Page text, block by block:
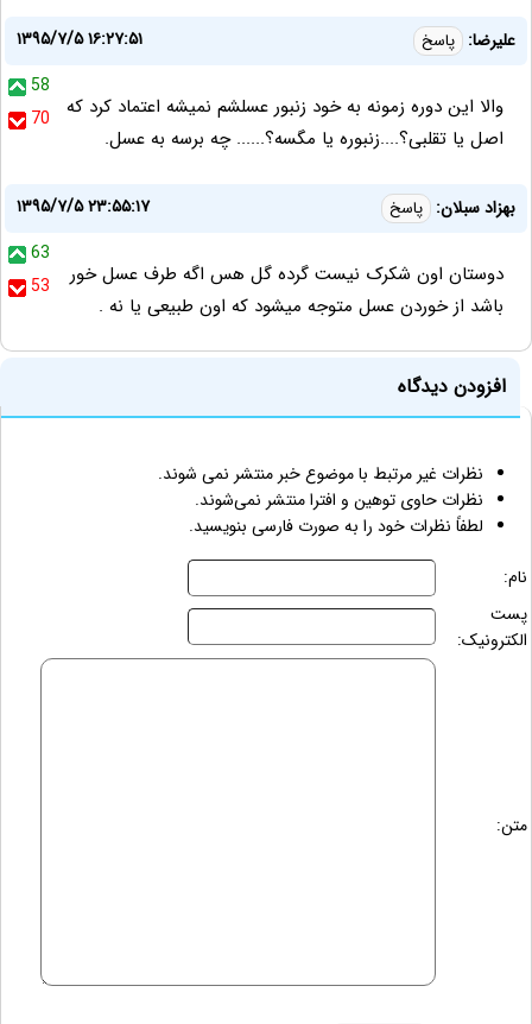
علیرضا: پاسخ
۱۳۹۵/۷/۵ ۱۶:۲۷:۵۱
58
70
والا این دوره زمونه به خود زنبور عسلشم نمیشه اعتماد کرد که
اصل یا تقلبی؟....زنبوره یا مگسه؟...... چه برسه به عسل.
بهزاد سبلان: پاسخ
۱۳۹۵/۷/۵ ۲۳:۵۵:۱۷
63
53
دوستان اون شکرک نیست گرده گل هس اگه طرف عسل خور
باشد از خوردن عسل متوجه میشود که اون طبیعی یا نه .
افزودن دیدگاه
نظرات غیر مرتبط با موضوع خبر منتشر نمی شوند.
نظرات حاوی توهین و افترا منتشر نمی‌شوند.
لطفاً نظرات خود را به صورت فارسی بنویسید.
نام:
پست
الکترونیک:
متن: